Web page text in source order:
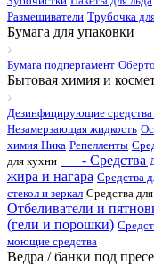
Размешиватели Трубочка
Бумага для упаковки
Бумага подпергамент
Бытовая химия и
Дезинфицирующие средства
Незамерзающая жидкость
химия Ника Репелленты
для кухни
- Средства
жира и нагара Средства
стекол и зеркал Средства
Отбеливатели и
(гели и порошки)
моющие средства
Ведра / банки под